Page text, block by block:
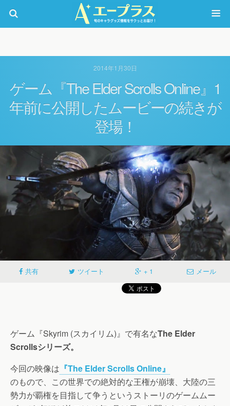
2014年1月30日
ゲーム『The Elder Scrolls Online』1
年前に公開したムービーの続きが
登場！
共有 ツイート + 1 メール
ゲーム『Skyrim (スカイリム)』で有名なThe Elder
Scrollsシリーズ。
今回の映像は 『The Elder Scrolls Online』
のもので、この世界での絶対的な王権が崩壊、大陸の三
勢力が覇権を目指して争うというストーリのゲームムー